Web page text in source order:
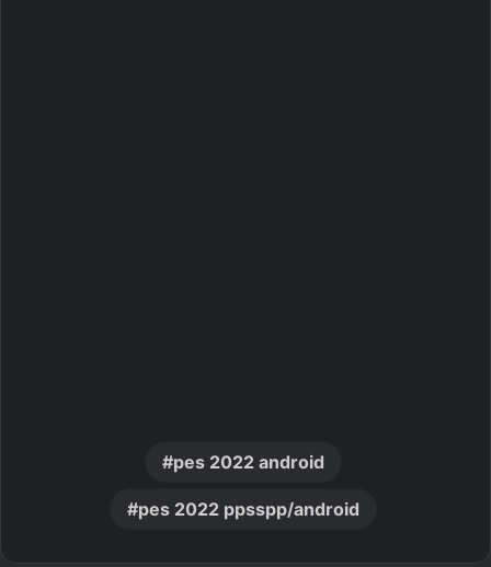
pes 2022 android
pes 2022 ppsspp/android